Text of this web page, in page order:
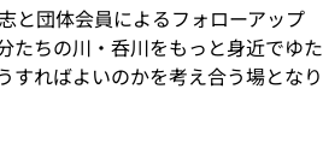
と団体会員によるフォローアップ
たちの川・呑川をもっと身近でゆた
すればよいのかを考え合う場となり